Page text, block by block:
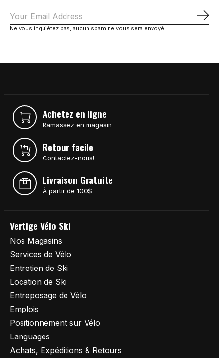
Ne vous inquiétez pas, aucun spam ne vous sera envoyé!
Achetez en ligne
Ramassez en magasin
Retour facile
Contactez-nous!
Livraison Gratuite
À partir de 100$
Vertige Vélo Ski
Nos Magasins
Services de Vélo
Entretien de Ski
Location de Ski
Entreposage de Vélo
Emplois
Positionnement sur Vélo
Languages
Achats, Expéditions & Retours